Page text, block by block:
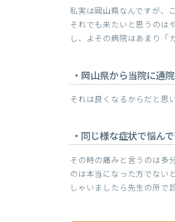
私実は岡山県なんですが、
それでも来たいと思うのは
し、よその病院はあまり「
・岡山県から当院に通
それは良くなるからだと思
・同じ様な症状で悩ん
その時の痛みと言うのは多
のは本当になった方でない
しゃいましたら先生の所で